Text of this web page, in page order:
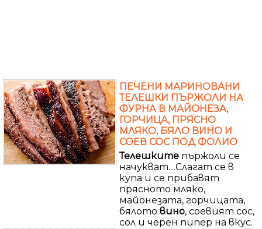
ПЕЧЕНИ МАРИНОВАНИ
ТЕЛЕШКИ ПЪРЖОЛИ НА
ФУРНА В МАЙОНЕЗА,
ГОРЧИЦА, ПРЯСНО
МЛЯКО, БЯЛО ВИНО И
СОЕВ СОС ПОД ФОЛИО
Телешките пържоли се
начукват....Слагат се в
купа и се прибавят
прясното мляко,
майонезата, горчицата,
бялото вино, соевият сос,
сол и черен пипер на вкус.